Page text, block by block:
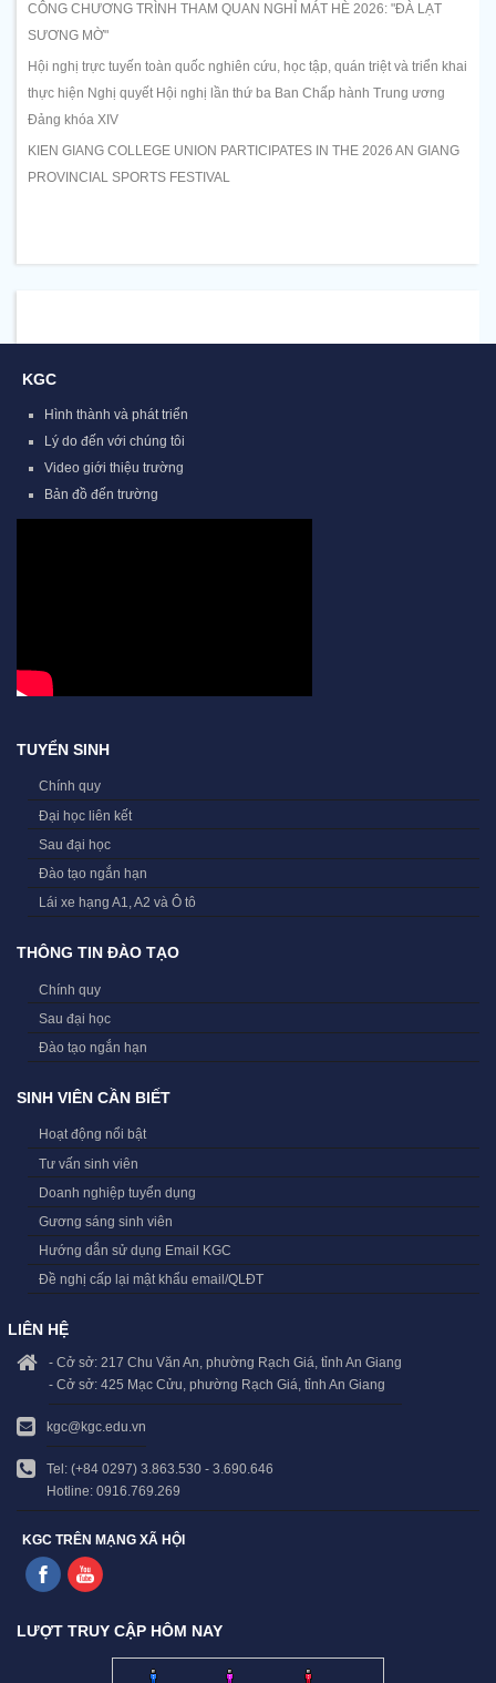
CÔNG CHƯƠNG TRÌNH THAM QUAN NGHỈ MÁT HÈ 2026: "ĐÀ LẠT
SƯƠNG MỜ"
Hội nghị trực tuyến toàn quốc nghiên cứu, học tập, quán triệt và triển khai
thực hiện Nghị quyết Hội nghị lần thứ ba Ban Chấp hành Trung ương
Đảng khóa XIV
KIEN GIANG COLLEGE UNION PARTICIPATES IN THE 2026 AN GIANG
PROVINCIAL SPORTS FESTIVAL
KGC
Hình thành và phát triển
Lý do đến với chúng tôi
Video giới thiệu trường
Bản đồ đến trường
TUYỂN SINH
Chính quy
Đại học liên kết
Sau đại học
Đào tạo ngắn hạn
Lái xe hạng A1, A2 và Ô tô
THÔNG TIN ĐÀO TẠO
Chính quy
Sau đại học
Đào tạo ngắn hạn
SINH VIÊN CẦN BIẾT
Hoạt động nổi bật
Tư vấn sinh viên
Doanh nghiệp tuyển dụng
Gương sáng sinh viên
Hướng dẫn sử dụng Email KGC
Đề nghị cấp lại mật khẩu email/QLĐT
LIÊN HỆ
- Cở sở: 217 Chu Văn An, phường Rạch Giá, tỉnh An Giang
- Cở sở: 425 Mạc Cửu, phường Rạch Giá, tỉnh An Giang
kgc@kgc.edu.vn
Tel: (+84 0297) 3.863.530 - 3.690.646
Hotline: 0916.769.269
KGC TRÊN MẠNG XÃ HỘI
LƯỢT TRUY CẬP HÔM NAY